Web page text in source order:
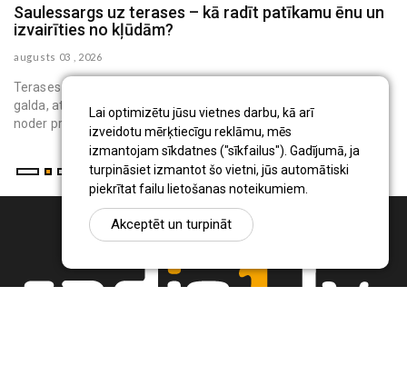
Lai optimizētu jūsu vietnes darbu, kā arī
izveidotu mērķtiecīgu reklāmu, mēs
izmantojam sīkdatnes ("sīkfailus"). Gadījumā, ja
turpināsiet izmantot šo vietni, jūs automātiski
piekrītat failu lietošanas noteikumiem.
Akceptēt un turpināt
Saulessargs uz terases – kā radīt patīkamu ēnu un
izvairīties no kļūdām?
augusts 03 , 2026
Terases saulessargs ir pārvietojams āra aprīkojums, kas virs
galda, atpūtas krēsliem vai bērnu rotaļu vietas rada ēnu. Tas
noder privātmāju iedzīvo...